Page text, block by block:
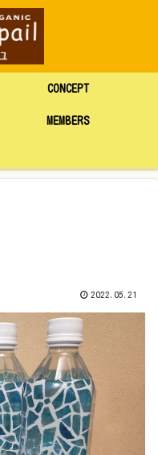
CONCEPT
MEMBERS
2022.05.21